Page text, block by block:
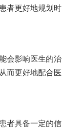
者更好地规划时
会影响医生的治
而更好地配合医
者具备一定的信